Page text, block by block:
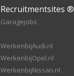
Recruitmentsites ®
Garagejobs
WerkenbijAudi.nl
WerkenbijOpel.nl
WerkenbijNissan.nl